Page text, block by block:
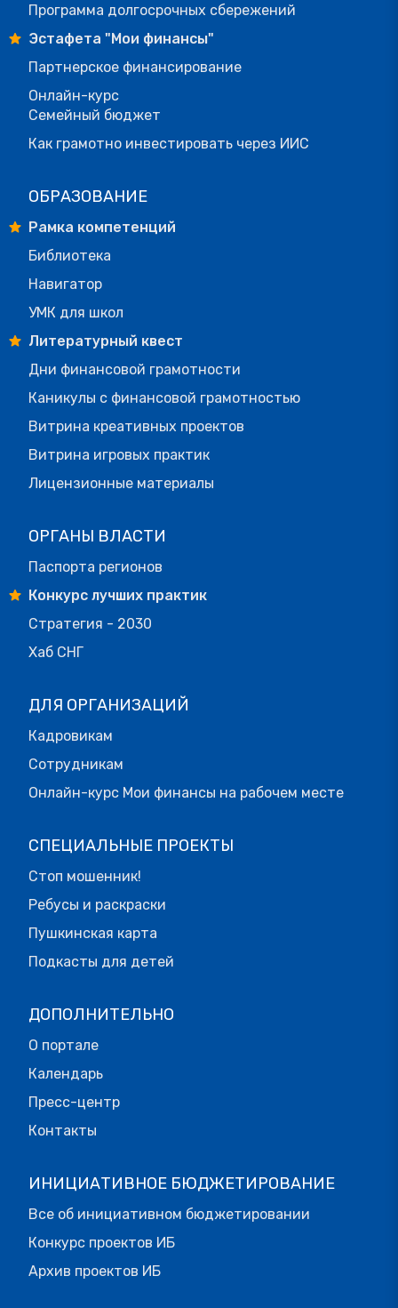
Программа долгосрочных сбережений
Эстафета "Мои финансы"
Партнерское финансирование
Онлайн-курс
Семейный бюджет
Как грамотно инвестировать через ИИС
ОБРАЗОВАНИЕ
Рамка компетенций
Библиотека
Навигатор
УМК для школ
Литературный квест
Дни финансовой грамотности
Каникулы с финансовой грамотностью
Витрина креативных проектов
Витрина игровых практик
Лицензионные материалы
ОРГАНЫ ВЛАСТИ
Паспорта регионов
Конкурс лучших практик
Стратегия - 2030
Хаб СНГ
ДЛЯ ОРГАНИЗАЦИЙ
Кадровикам
Сотрудникам
Онлайн-курс Мои финансы на рабочем месте
СПЕЦИАЛЬНЫЕ ПРОЕКТЫ
Стоп мошенник!
Ребусы и раскраски
Пушкинская карта
Подкасты для детей
ДОПОЛНИТЕЛЬНО
О портале
Календарь
Пресс-центр
Контакты
ИНИЦИАТИВНОЕ БЮДЖЕТИРОВАНИЕ
Все об инициативном бюджетировании
Конкурс проектов ИБ
Архив проектов ИБ